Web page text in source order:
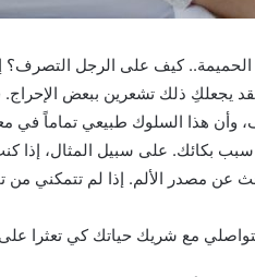
الحميمة.. كيف على الرجل
فقد يجعلكِ ذلك تشعرين ببعض
هذا السلوك طبيعي تماماً في
بكائك. على سبيل المثال، إذا
عن مصدر الألم. إذا لم تتمكني
مع شريك حياتك كي تعثرا